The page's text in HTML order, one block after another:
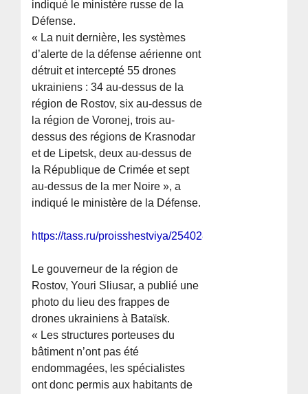
indiqué le ministère russe de la
Défense.
« La nuit dernière, les systèmes
d’alerte de la défense aérienne ont
détruit et intercepté 55 drones
ukrainiens : 34 au-dessus de la
région de Rostov, six au-dessus de
la région de Voronej, trois au-
dessus des régions de Krasnodar
et de Lipetsk, deux au-dessus de
la République de Crimée et sept
au-dessus de la mer Noire », a
indiqué le ministère de la Défense.
https://tass.ru/proisshestviya/25402867
Le gouverneur de la région de
Rostov, Youri Sliusar, a publié une
photo du lieu des frappes de
drones ukrainiens à Bataïsk.
« Les structures porteuses du
bâtiment n’ont pas été
endommagées, les spécialistes
ont donc permis aux habitants de